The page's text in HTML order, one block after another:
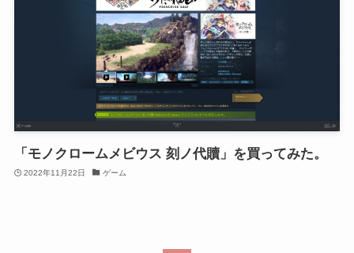
「モノクロームメビウス 刻ノ代贖」を買ってみた。
2022年11月22日 ゲーム